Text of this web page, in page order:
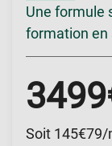
Une formule
formation en
Soit 145€79/